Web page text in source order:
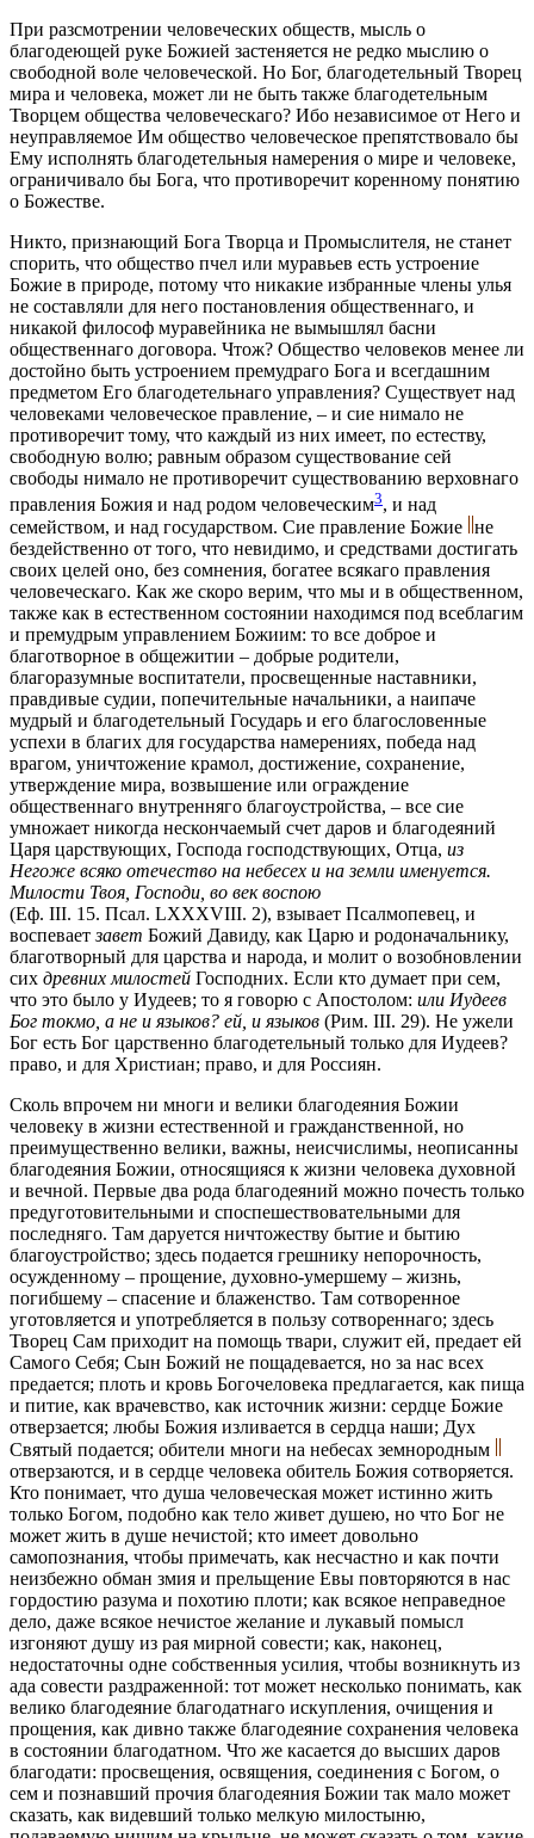
При разсмотрении человеческих обществ, мысль о
благодеющей руке Божией застеняется не редко мыслию о
свободной воле человеческой. Но Бог, благодетельный Творец
мира и человека, может ли не быть также благодетельным
Творцем общества человеческаго? Ибо независимое от Него и
неуправляемое Им общество человеческое препятствовало бы
Ему исполнять благодетельныя намерения о мире и человеке,
ограничивало бы Бога, что противоречит коренному понятию
о Божестве.
Никто, признающий Бога Творца и Промыслителя, не станет
спорить, что общество пчел или муравьев есть устроение
Божие в природе, потому что никакие избранные члены улья
не составляли для него постановления общественнаго, и
никакой философ муравейника не вымышлял басни
общественнаго договора. Чтож? Общество человеков менее ли
достойно быть устроением премудраго Бога и всегдашним
предметом Его благодетельнаго управления? Существует над
человеками человеческое правление, – и сие нимало не
противоречит тому, что каждый из них имеет, по естеству,
свободную волю; равным образом существование сей
свободы нимало не противоречит существованию верховнаго
правления Божия и над родом человеческим3, и над
семейством, и над государством. Сие правление Божие не
бездейственно от того, что невидимо, и средствами достигать
своих целей оно, без сомнения, богатее всякаго правления
человеческаго. Как же скоро верим, что мы и в общественном,
также как в естественном состоянии находимся под всеблагим
и премудрым управлением Божиим: то все доброе и
благотворное в общежитии – добрые родители,
благоразумные воспитатели, просвещенные наставники,
правдивые судии, попечительные начальники, а наипаче
мудрый и благодетельный Государь и его благословенные
успехи в благих для государства намерениях, победа над
врагом, уничтожение крамол, достижение, сохранение,
утверждение мира, возвышение или ограждение
общественнаго внутренняго благоустройства, – все сие
умножает никогда нескончаемый счет даров и благодеяний
Царя царствующих, Господа господствующих, Отца, из
Негоже всяко отечество на небесех и на земли именуется.
Милости Твоя, Господи, во век воспою
(Еф. III. 15. Псал. LXXXVIII. 2), взывает Псалмопевец, и
воспеваетзавет Божий Давиду, как Царю и родоначальнику,
благотворный для царства и народа, и молит о возобновлении
сих древних милостей Господних. Если кто думает при сем,
что это было у Иудеев; то я говорю с Апостолом: или Иудеев
Бог токмо, а не и языков? ей, и языков (Рим. III. 29). Не ужели
Бог есть Бог царственно благодетельный только для Иудеев?
право, и для Христиан; право, и для Россиян.
Сколь впрочем ни многи и велики благодеяния Божии
человеку в жизни естественной и гражданственной, но
преимущественно велики, важны, неисчислимы, неописанны
благодеяния Божии, относящияся к жизни человека духовной
и вечной. Первые два рода благодеяний можно почесть только
предуготовительными и споспешествовательными для
последняго. Там даруется ничтожеству бытие и бытию
благоустройство; здесь подается грешнику непорочность,
осужденному – прощение, духовно-умершему – жизнь,
погибшему – спасение и блаженство. Там сотворенное
уготовляется и употребляется в пользу сотвореннаго; здесь
Творец Сам приходит на помощь твари, служит ей, предает ей
Самого Себя; Сын Божий не пощадевается, но за нас всех
предается; плоть и кровь Богочеловека предлагается, как пища
и питие, как врачевство, как источник жизни: сердце Божие
отверзается; любы Божия изливается в сердца наши; Дух
Святый подается; обители многи на небесах земнородным
отверзаются, и в сердце человека обитель Божия сотворяется.
Кто понимает, что душа человеческая может истинно жить
только Богом, подобно как тело живет душею, но что Бог не
может жить в душе нечистой; кто имеет довольно
самопознания, чтобы примечать, как несчастно и как почти
неизбежно обман змия и прельщение Евы повторяются в нас
гордостию разума и похотию плоти; как всякое неправедное
дело, даже всякое нечистое желание и лукавый помысл
изгоняют душу из рая мирной совести; как, наконец,
недостаточны одне собственныя усилия, чтобы возникнуть из
ада совести раздраженной: тот может несколько понимать, как
велико благодеяние благодатнаго искупления, очищения и
прощения, как дивно также благодеяние сохранения человека
в состоянии благодатном. Что же касается до высших даров
благодати: просвещения, освящения, соединения с Богом, о
сем и познавший прочия благодеяния Божии так мало может
сказать, как видевший только мелкую милостыню,